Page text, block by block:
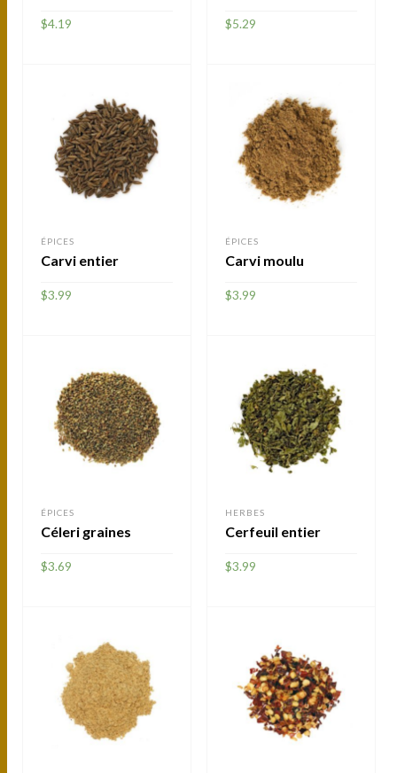
$4.19 $5.29
ÉPICES
Carvi entier
$3.99
ÉPICES
Carvi moulu
$3.99
ÉPICES
Céleri graines
$3.69
HERBES
Cerfeuil entier
$3.99